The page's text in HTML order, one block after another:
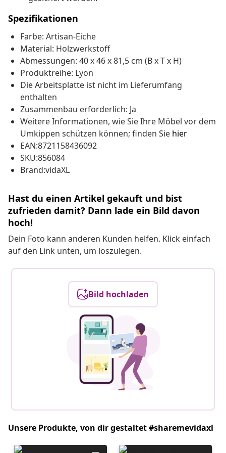
Spezifikationen
Farbe: Artisan-Eiche
Material: Holzwerkstoff
Abmessungen: 40 x 46 x 81,5 cm (B x T x H)
Produktreihe: Lyon
Die Arbeitsplatte ist nicht im Lieferumfang
enthalten
Zusammenbau erforderlich: Ja
Weitere Informationen, wie Sie Ihre Möbel vor dem
Umkippen schützen können; finden Sie hier
EAN:8721158436092
SKU:856084
Brand:vidaXL
Hast du einen Artikel gekauft und bist
zufrieden damit? Dann lade ein Bild davon
hoch!
Dein Foto kann anderen Kunden helfen. Klick einfach
auf den Link unten, um loszulegen.
Bild hochladen
Unsere Produkte, von dir gestaltet #sharemevidaxl